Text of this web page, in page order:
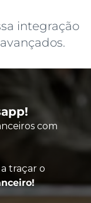
integração
com
traçar o